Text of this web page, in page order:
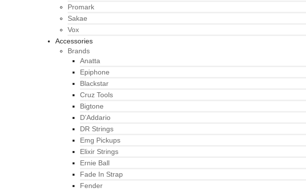
Promark
Sakae
Vox
Accessories
Brands
Anatta
Epiphone
Blackstar
Cruz Tools
Bigtone
D’Addario
DR Strings
Emg Pickups
Elixir Strings
Ernie Ball
Fade In Strap
Fender